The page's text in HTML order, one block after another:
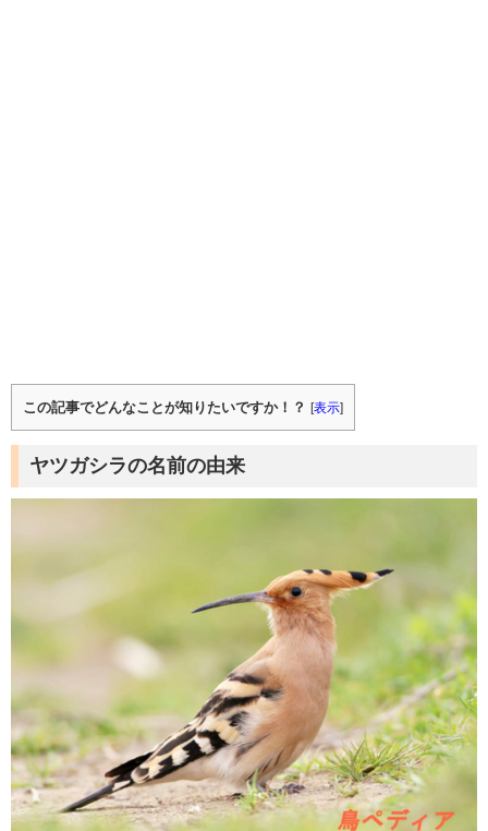
この記事でどんなことが知りたいですか！？ [表示]
ヤツガシラの名前の由来